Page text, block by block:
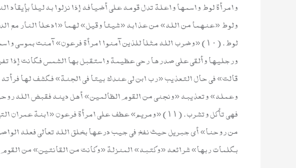
وامرأة لوط واسمها واعلة تدل قومه على أضيافه إذا نزلوا به ليلا بإيقاد
ولوط «عنهما من الله» من عذابه «شيئا وقيل» لهما «ادخلا النار مع
لوط. (١٠) «وضرب الله مثلا للذين آمنوا امرأة فرعون» آمنت بموسى
ورجليها وألقى على صدرها رحى عظيمة واستقبل بها الشمس فكانت إذا
قالت» في حال التعذيب «رب ابن لي عندك بيتا في الجنة» فكشف لها
وعمله» وتعذيبه «ونجني من القوم الظالمين» أهل دينه فقبض الله
فهي تأكل وتشرب. (١١) «ومريم» عطف على امرأة فرعون
من روحنا» أي جبريل حيث نفخ في جيب درعها بخلق الله تعالى فعله
بكلمات ربها» شرائعه «وكتبه» المنزلة «وكانت من القانتين» من القوم